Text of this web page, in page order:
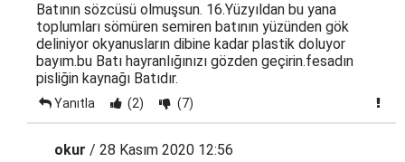
Batının sözcüsü olmuşsun. 16.Yüzyıldan bu yana
toplumları sömüren semiren batının yüzünden gök
deliniyor okyanusların dibine kadar plastik doluyor
bayım.bu Batı hayranlığınızı gözden geçirin.fesadın
pisliğin kaynağı Batıdır.
Yanıtla (2) (7)
okur / 28 Kasım 2020 12:56